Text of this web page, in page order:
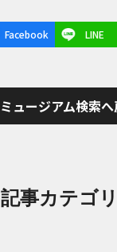
Facebook LINE
ミュージアム検索へ
記事カテゴ